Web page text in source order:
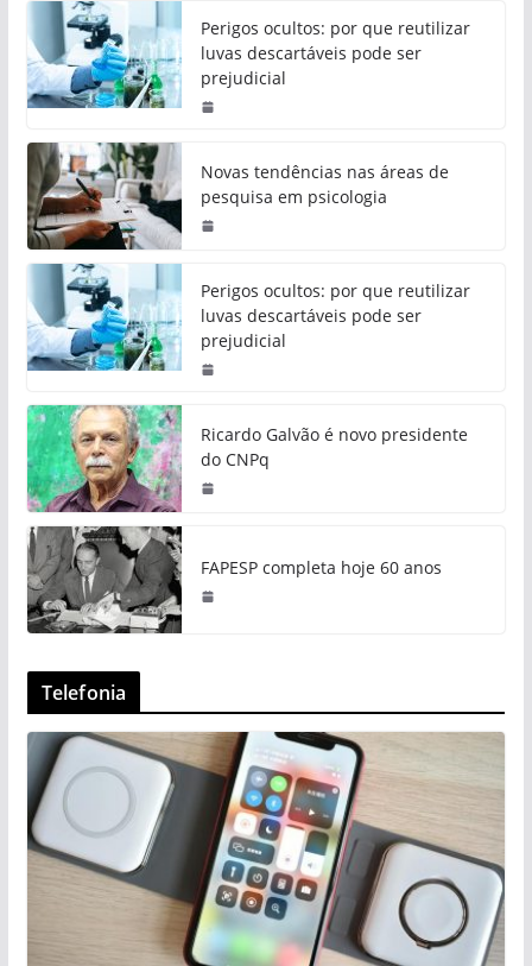
Perigos ocultos: por que reutilizar
luvas descartáveis pode ser
prejudicial
Novas tendências nas áreas de
pesquisa em psicologia
Perigos ocultos: por que reutilizar
luvas descartáveis pode ser
prejudicial
Ricardo Galvão é novo presidente
do CNPq
FAPESP completa hoje 60 anos
Telefonia